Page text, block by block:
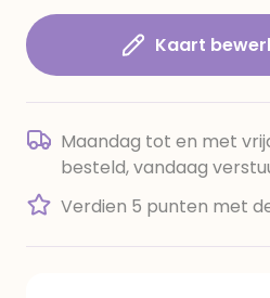
Kaart
Maandag tot en met
besteld, vandaag
Verdien 5 punten met